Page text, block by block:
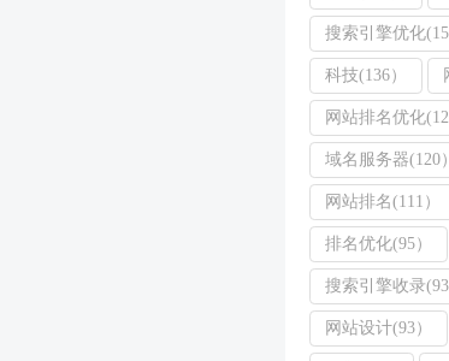
搜索引擎优化
科技(136）
网站排名优化
域名服务器(120）
网站排名(111）
排名优化(95）
搜索引擎收录(93
网站设计(93）